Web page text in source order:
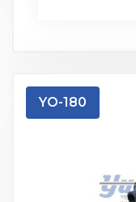
YO-180